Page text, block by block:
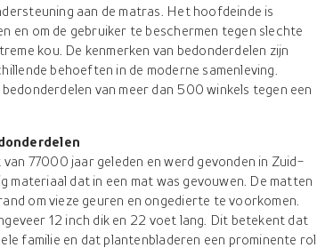
aan de matras. Het hoofdeinde is
en om de gebruiker te beschermen tegen slechte
kou. De kenmerken van bedonderdelen zijn
behoeften in de moderne samenleving.
van meer dan 500 winkels tegen een
77000 jaar geleden en werd gevonden in Zuid-
dat in een mat was gevouwen. De matten
om vieze geuren en ongedierte te voorkomen.
12 inch dik en 22 voet lang. Dit betekent dat
familie en dat plantenbladeren een prominente rol